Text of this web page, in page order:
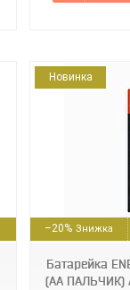
Новинка
–20%
Батарейка
(AA ПАЛЬЧИК)